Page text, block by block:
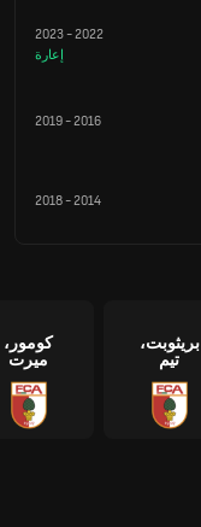
2022
-
2023
إعارة
2016
-
2019
2014
-
2018
بريثوبت،
تيم
كومور،
ميرت